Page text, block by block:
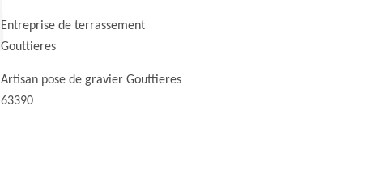
Entreprise de terrassement
Gouttieres
Artisan pose de gravier Gouttieres
63390